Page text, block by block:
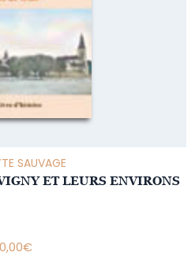
SAUVAGE
ET LEURS ENVIRONS
€